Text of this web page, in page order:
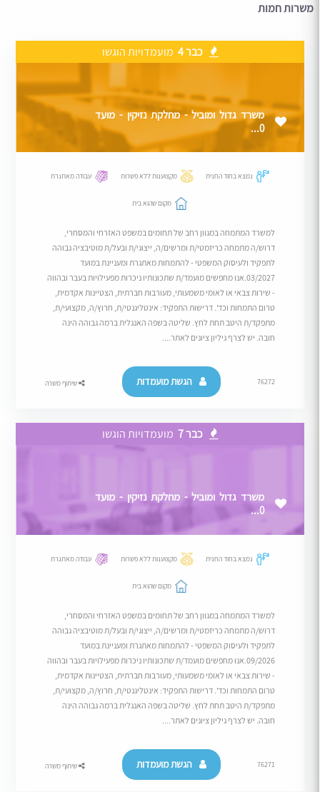
משרות חמות
כבר 4 מועמדויות הוגשו
משרד גדול ומוביל - מחלקת נזיקין - מועד
0...
נמצא בחוד החנית מקצוענות ללא פשרות עבודה מאתגרת
מקום שהוא בית
למשרד המתמחה במגוון רחב של תחומים במשפט האזרחי והמסחרי,
דרוש/ה מתמחה כריזמטי/ת ומרשים/ה, ייצוגי/ת ובעל/ת מוטיבציה גבוהה
לתפקיד ולעיסוק המשפטי - להתמחות מאתגרת ומעניינת במועד
03/2027.אנו מחפשים מועמד/ת שתכונותיו ניכרות מפעילויות בעבר ובהווה
- שירות צבאי או לאומי משמעותי, מעורבות חברתית, הצטיינות אקדמית,
טרום התמחות וכד'. דרישות התפקיד: אינטליגנטי/ת, חרוץ/ה, מקצועי/ת,
מתפקד/ת היטב תחת לחץ. שליטה בשפה האנגלית ברמה גבוהה הינה
חובה. יש לצרף גיליון ציונים לאתר....
76272 הגשת מועמדות שיתוף משרה
כבר 7 מועמדויות הוגשו
משרד גדול ומוביל - מחלקת נזיקין - מועד
0...
נמצא בחוד החנית מקצוענות ללא פשרות עבודה מאתגרת
מקום שהוא בית
למשרד המתמחה במגוון רחב של תחומים במשפט האזרחי והמסחרי,
דרוש/ה מתמחה כריזמטי/ת ומרשים/ה, ייצוגי/ת ובעל/ת מוטיבציה גבוהה
לתפקיד ולעיסוק המשפטי - להתמחות מאתגרת ומעניינת במועד
09/2026.אנו מחפשים מועמד/ת שתכונותיו ניכרות מפעילויות בעבר ובהווה
- שירות צבאי או לאומי משמעותי, מעורבות חברתית, הצטיינות אקדמית,
טרום התמחות וכד'. דרישות התפקיד: אינטליגנטי/ת, חרוץ/ה, מקצועי/ת,
מתפקד/ת היטב תחת לחץ. שליטה בשפה האנגלית ברמה גבוהה הינה
חובה. יש לצרף גיליון ציונים לאתר....
76271 הגשת מועמדות שיתוף משרה